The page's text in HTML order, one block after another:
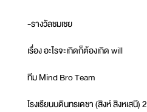
-รางวัลชมเชย
เรื่อง อะไรจะเกิดก็ต้องเกิด will
ทีม Mind Bro Team
โรงเรียนบดินทรเดชา (สิงห์ สิงหเสนี) 2